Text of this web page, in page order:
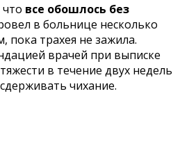
все обошлось без
в больнице несколько
трахея не зажила.
врачей при выписке
в течение двух недель
чихание.